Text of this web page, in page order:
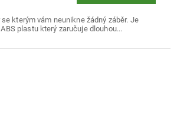
kterým vám neunikne žádný záběr. Je
plastu který zaručuje dlouhou...